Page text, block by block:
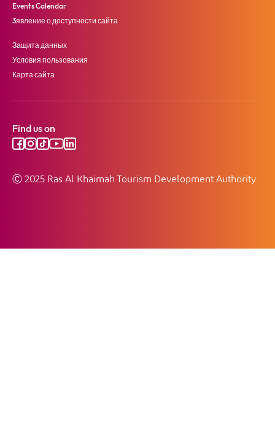
Events Calendar
3явление о доступности сайта
Защита данных
Условия пользования
Карта сайта
Find us on
Ⓒ 2025 Ras Al Khaimah Tourism Development Authority